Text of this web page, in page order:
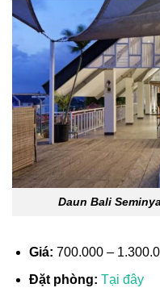
Daun Bali
Giá: 700.000 –
Đặt phòng: Tại đây